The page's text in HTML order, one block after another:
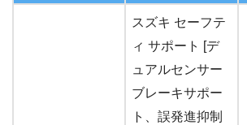
スズキ セーフテ
ィ サポート [デ
ュアルセンサー
ブレーキサポー
ト、誤発進抑制